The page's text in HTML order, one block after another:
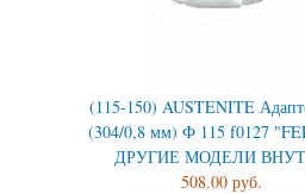
(115-150) AUSTENITE
(304/0,8 мм) Ф 115 f0127
ДРУГИЕ МОДЕЛИ
508.00 руб.